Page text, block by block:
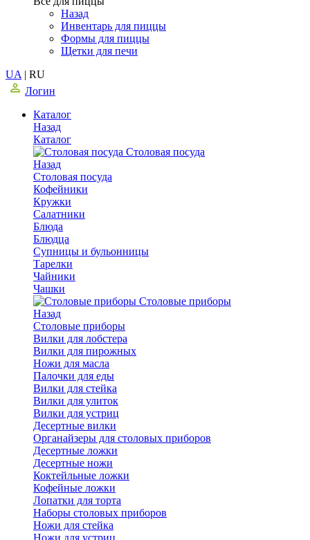
Назад
Инвентарь для пиццы
Формы для пиццы
Щетки для печи
UA | RU
Логин
Каталог
Назад
Каталог
Столовая посуда
Назад
Столовая посуда
Кофейники
Кружки
Салатники
Блюда
Блюдца
Супницы и бульонницы
Тарелки
Чайники
Чашки
Cтоловые приборы
Назад
Cтоловые приборы
Вилки для лобстера
Вилки для пирожных
Ножи для масла
Палочки для еды
Вилки для стейка
Вилки для улиток
Вилки для устриц
Десертные вилки
Органайзеры для столовых приборов
Десертные ложки
Десертные ножи
Коктейльные ложки
Кофейные ложки
Лопатки для торта
Наборы столовых приборов
Ножи для стейка
Ножи для устриц